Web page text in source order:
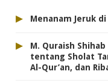
▸ Menanam Jeruk di
▸
M. Quraish
tentang Sholat
Al-Qur’an, dan